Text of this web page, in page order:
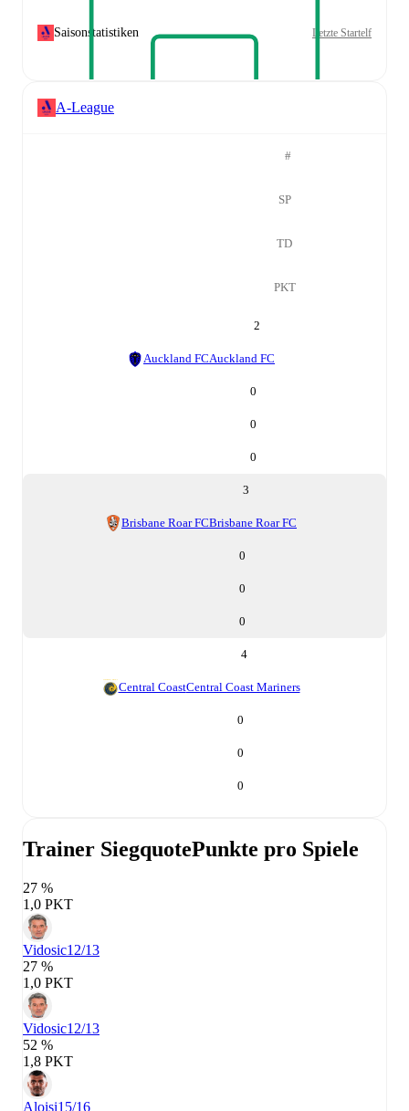
Saisonstatistiken Letzte Startelf
A-League
#
SP
TD
PKT
2
Auckland FCAuckland FC
0
0
0
3
Brisbane Roar FCBrisbane Roar FC
0
0
0
4
Central CoastCentral Coast Mariners
0
0
0
Trainer SiegquotePunkte pro Spiele
27 %
1,0 PKT
Vidosic12/13
27 %
1,0 PKT
Vidosic12/13
52 %
1,8 PKT
Aloisi15/16